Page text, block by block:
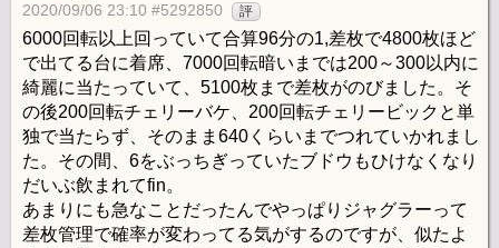
2020/09/06 23:10 #5292850 評
6000回転以上回っていて合算96分の1,差枚で4800枚ほど
で出てる台に着席、7000回転暗いまでは200～300以内に
綺麗に当たっていて、5100枚まで差枚がのびました。そ
の後200回転チェリーバケ、200回転チェリービックと単
独で当たらず、そのまま640くらいまでつれていかれまし
た。その間、6をぶっちぎっていたブドウもひけなくなり
だいぶ飲まれてfin。
あまりにも急なことだったんでやっぱりジャグラーって
差枚管理で確率が変わってる気がするのですが、似たよ